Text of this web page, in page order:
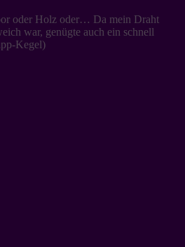
oder Holz oder… Da mein Draht
war, genügte auch ein schnell
Kegel)